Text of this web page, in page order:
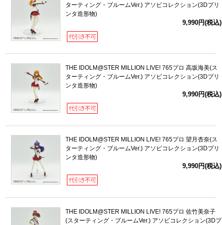
ターティング・ブルームVer.) アソビコレクション(3Dプリ
ンタ造形物)
9,990円(税込)
THE IDOLM@STER MILLION LIVE! 765プロ 高坂海美(ス
ターティング・ブルームVer.) アソビコレクション(3Dプリ
ンタ造形物)
9,990円(税込)
THE IDOLM@STER MILLION LIVE! 765プロ 望月杏奈(ス
ターティング・ブルームVer.) アソビコレクション(3Dプリ
ンタ造形物)
9,990円(税込)
THE IDOLM@STER MILLION LIVE! 765プロ 佐竹美奈子
(スターティング・ブルームVer.) アソビコレクション(3Dプ